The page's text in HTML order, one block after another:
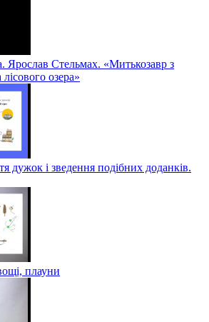
Ярослав Стельмах. «Митькозавр з
озера»
дужок і зведення подібних доданків.
плауни